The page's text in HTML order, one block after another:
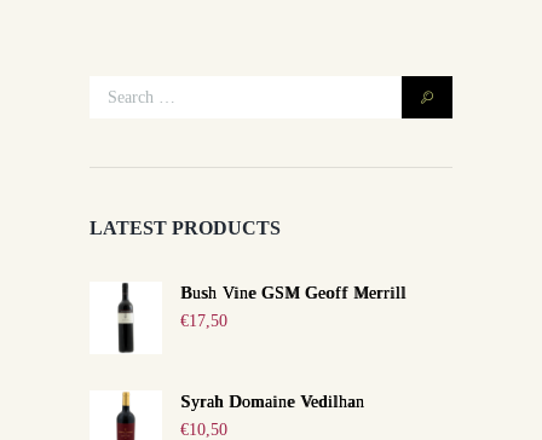
LATEST PRODUCTS
Bush Vine GSM Geoff Merrill
€17,50
Syrah Domaine Vedilhan
€10,50